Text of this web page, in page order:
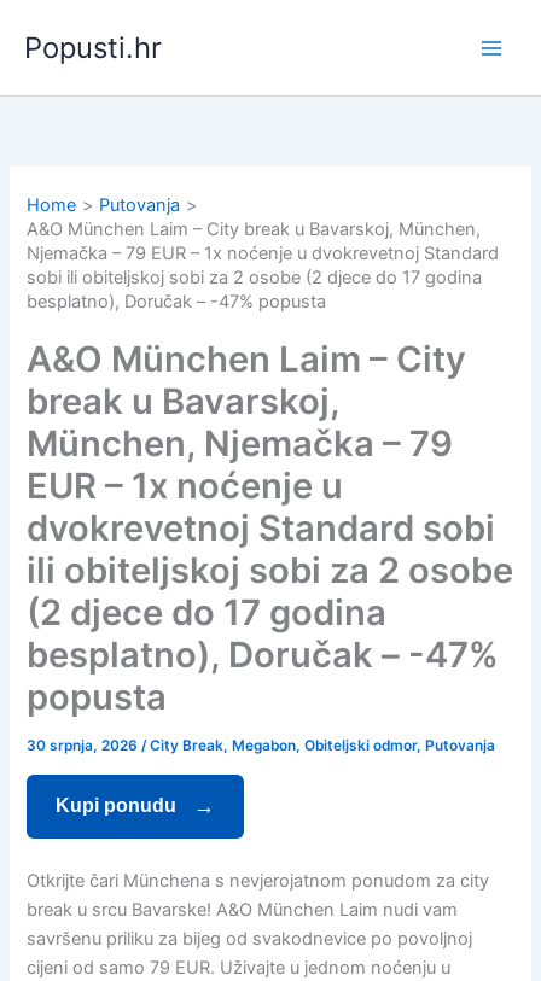
content
Popusti.hr
Home
Putovanja
A&O München Laim – City break u Bavarskoj, München,
Njemačka – 79 EUR – 1x noćenje u dvokrevetnoj Standard
sobi ili obiteljskoj sobi za 2 osobe (2 djece do 17 godina
besplatno), Doručak – -47% popusta
A&O München Laim – City
break u Bavarskoj,
München, Njemačka – 79
EUR – 1x noćenje u
dvokrevetnoj Standard sobi
ili obiteljskoj sobi za 2 osobe
(2 djece do 17 godina
besplatno), Doručak – -47%
popusta
30 srpnja, 2026/City Break, Megabon,Obiteljski odmor, Putovanja
Kupi ponudu
Otkrijte čari Münchena s nevjerojatnom ponudom za city
break u srcu Bavarske! A&O München Laim nudi vam
savršenu priliku za bijeg od svakodnevice po povoljnoj
cijeni od samo 79 EUR. Uživajte u jednom noćenju u